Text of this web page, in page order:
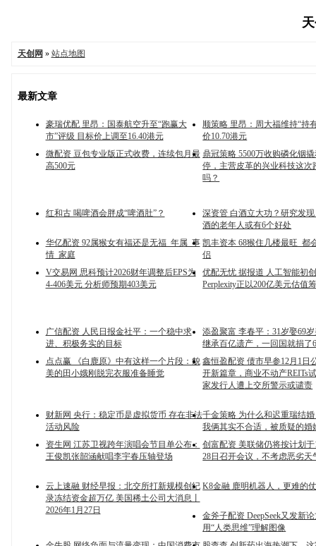
天创网 » 站点地图
最新文章
豪瑞优配 里昂：国泰航空升至“跑赢大
市”评级 目标价上调至16.40港元
顺策略 里昂：周大福维持“持
价10.70港元
微配资 豆包专业版正式收费，连续包月最
高500元
鼎冠策略 5500万收购磷化铟
停，主营皮革的兴业科技这次
吗？
红和古 喝啤酒会胖成“啤酒肚”？
深资管 白酒立大功？研究发
酒的老年人或有6个好处
华亿配资 92属猴女有福还是无福_年属_事
情_家庭
凯丰资本 68猴住几楼最旺_都
侣
V交易网 思科预计2026财年调整后EPS为
4-406美元 分析师预期403美元
优配无忧 据报道 人工智能初
Perplexity正以200亿美元估值
广信配资 人民日报金社平：一个稳中求
进、积极务实的目标
添盈聚富 李春平：31岁娶69
继承百亿遗产，一回国就捐了
点点赢 《白鹿原》中有这样一个片段：貌
美的田小娥刚脱完衣服准备睡觉
鑫恒盈配资 债市早参12月1日
开新篇章，商业不动产REITs
家发行人遭上交所警示或谴责
财新网 央行：稳定币是虚拟货币 存在非法
活动风险
千金策略 为什么和迟重瑞结
我俩其实不合适，被质疑的婚
资生网 江苏卫视跨年演唱会节目单公布：
王俊凯张韶涵献唱李宇春压轴登场
创富配资 美联储仍将按计划
28日召开会议，不考虑恶劣天
云上速融 财经早报：北交所打新规模创纪
录冻结资金超万亿 美国稀土公司大消息丨
2026年1月27日
K8金融 鹿明机器人，更难的
金斧子配资 DeepSeek又发新
用“人类思维”理解图像